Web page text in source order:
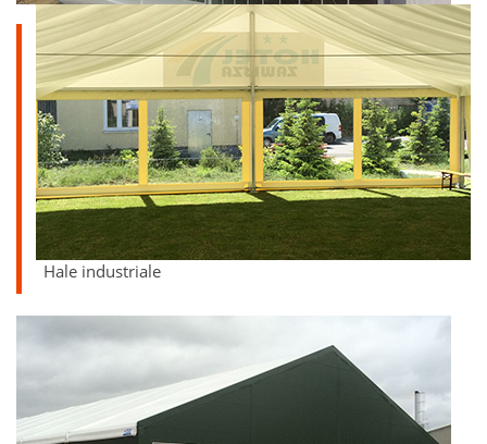
Hale industriale